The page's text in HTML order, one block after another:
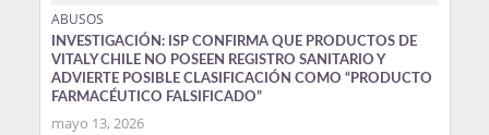
ABUSOS
INVESTIGACIÓN: ISP CONFIRMA QUE PRODUCTOS DE
VITALY CHILE NO POSEEN REGISTRO SANITARIO Y
ADVIERTE POSIBLE CLASIFICACIÓN COMO “PRODUCTO
FARMACÉUTICO FALSIFICADO”
mayo 13, 2026